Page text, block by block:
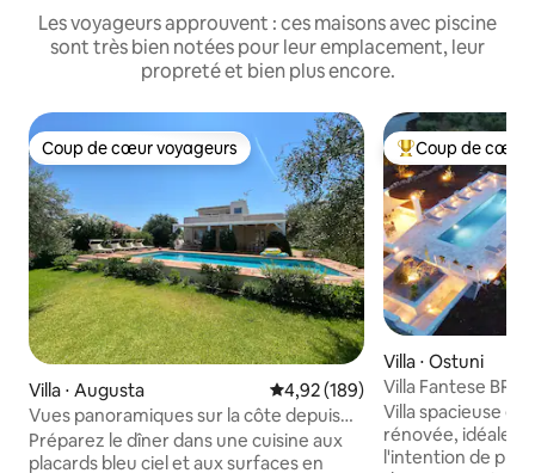
Les voyageurs approuvent : ces maisons avec piscine
sont très bien notées pour leur emplacement, leur
propreté et bien plus encore.
Coup de cœur voyageurs
Coup de cœur voyageurs
Villa ⋅ Augusta Évaluation moyenne sur la
4,92 (189)
Vues panoramiques sur la côte depuis
une villa avec piscine
Préparez le dîner dans une cuisine aux
placards bleu ciel et aux surfaces en
Coups de cœur
Coup de cœur
Villa ⋅ Ostuni
Villa Fantese
Villa spacieuse
rénovée, idéale
l'intention de